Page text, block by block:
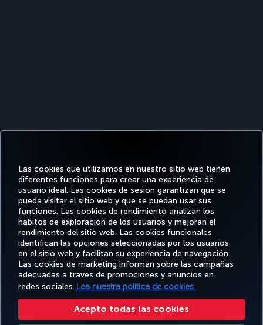
Las cookies que utilizamos en nuestro sitio web tienen
diferentes funciones para crear una experiencia de
usuario ideal. Las cookies de sesión garantizan que se
pueda visitar el sitio web y que se puedan usar sus
funciones. Las cookies de rendimiento analizan los
hábitos de exploración de los usuarios y mejoran el
rendimiento del sitio web. Las cookies funcionales
identifican las opciones seleccionadas por los usuarios
en el sitio web y facilitan su experiencia de navegación.
Las cookies de marketing informan sobre las campañas
adecuadas a través de promociones y anuncios en
redes sociales. Lea nuestra política de cookies.
Acepto todas las cookies
Facebook
TwitterInstagram
YouTubeLinkedIn
TikTokBlog Pinterest
RESERVE Y
GESTIONE
DISFRUTE
DE
Y
DESTINOS
AYUDA MILES&SMILES
Cambiar la configuración de cookies Programa de atención al cliente DOT de EE. UU.